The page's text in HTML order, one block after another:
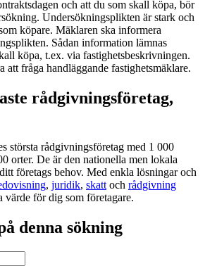
och att du som skall köpa, bör
Undersökningsplikten är stark och
köpare. Mäklaren ska informera
Sådan information lämnas
köpa, t.ex. via fastighetsbeskrivningen.
att fråga handläggande fastighetsmäklare.
rådgivningsföretag,
största rådgivningsföretag med 1 000
orter. De är den nationella men lokala
företags behov. Med enkla lösningar och
, juridik, skatt och rådgivning
värde för dig som företagare.
denna sökning